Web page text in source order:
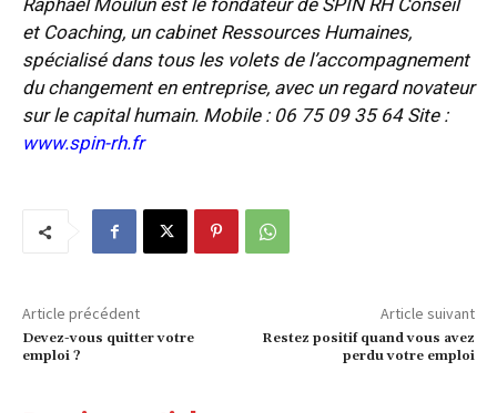
Raphaël Moulun est le fondateur de SPIN RH Conseil
et Coaching, un cabinet Ressources Humaines,
spécialisé dans tous les volets de l’accompagnement
du changement en entreprise, avec un regard novateur
sur le capital humain. Mobile : 06 75 09 35 64 Site :
www.spin-rh.fr
Article précédent
Devez-vous quitter votre
emploi ?
Article suivant
Restez positif quand vous avez
perdu votre emploi